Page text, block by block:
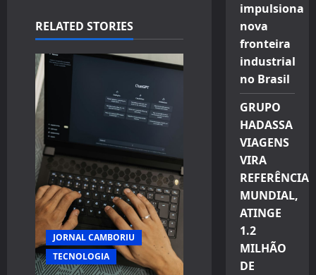
v
i
g
a
t
i
o
n
RELATED STORIES
JORNAL CAMBORIU
TECNOLOGIA
impulsiona
nova
fronteira
industrial
no Brasil
GRUPO
HADASSA
VIAGENS
VIRA
REFERÊNCIA
MUNDIAL,
ATINGE
1.2
MILHÃO
DE